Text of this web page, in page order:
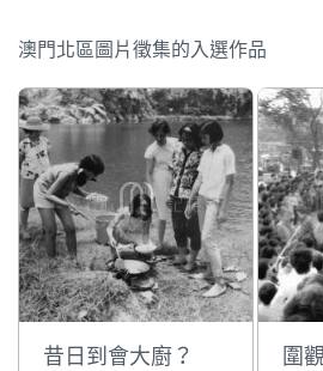
澳門北區圖片徵集的入選作品
昔日到會大廚？ 圍